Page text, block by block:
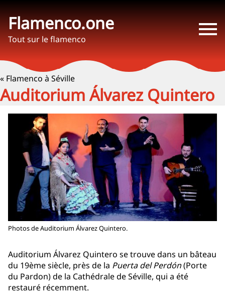
Flamenco.one
Tout sur le flamenco
« Flamenco à Séville
Auditorium Álvarez Quintero
Photos de Auditorium Álvarez Quintero.
Auditorium Álvarez Quintero se trouve dans un bâteau
du 19ème siècle, près de la Puerta del Perdón(Porte
du Pardon) de la Cathédrale de Séville, qui a été
restauré récemment.